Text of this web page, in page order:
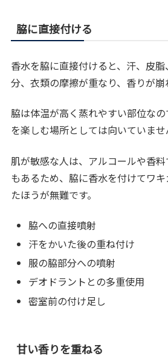
脇に直接付ける
香水を脇に直接付けると、汗、皮
分、衣類の摩擦が重なり、香りが崩
脇は体温が高く蒸れやすい部位な
を楽しむ場所としては向いていませ
肌が敏感な人は、アルコールや香
もあるため、脇に香水を付けてワ
たほうが無難です。
脇への直接噴射
汗をかいた後の重ね付け
服の脇部分への噴射
デオドラントとの多重使用
密室前の付け足し
甘い香りを重ねる